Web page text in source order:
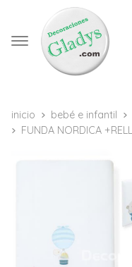
inicio bebé e infantil